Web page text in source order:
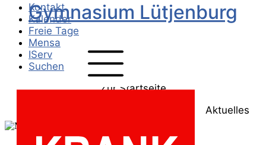
Kontakt
Kalender
Freie Tage
Mensa
IServ
Suchen
Zur Startseite
Aktuelles
Gymnasium Lütjenburg